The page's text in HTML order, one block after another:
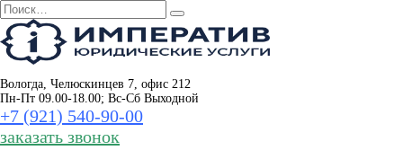
Перейти
к
содержанию
Search
for:
Вологда, Челюскинцев 7, офис 212
Пн-Пт 09.00-18.00; Вс-Сб Выходной
+7 (921) 540‑90‑00
заказать звонок